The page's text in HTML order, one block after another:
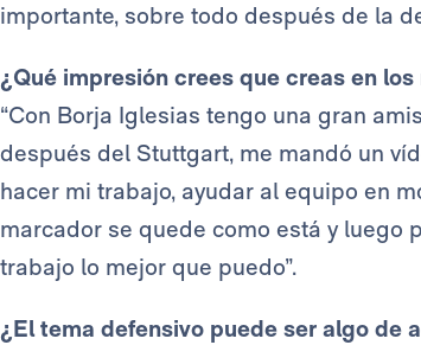
importante, sobre todo después de la
¿Qué impresión crees que creas en los
“Con Borja Iglesias tengo una gran
después del Stuttgart, me mandó un
hacer mi trabajo, ayudar al equipo en
marcador se quede como está y luego
trabajo lo mejor que puedo”.
¿El tema defensivo puede ser algo de